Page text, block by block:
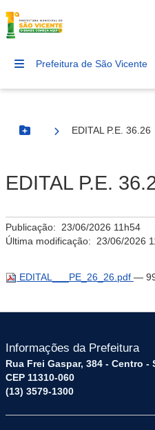
Prefeitura de São Vicente
Botão Menu
EDITAL P.E. 36.26
EDITAL P.E.
Publicação: 23/06/2026 11h54
Última modificação: 23/06/2026
EDITAL___PE_26_26.pdf —
Informações da Prefeitura
Rua Frei Gaspar, 384 - Centro -
CEP 11310-060
(13) 3579-1300